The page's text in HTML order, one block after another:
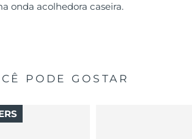
onda acolhedora caseira.
PODE GOSTAR